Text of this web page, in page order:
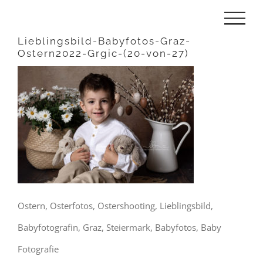
springen
Lieblingsbild-Babyfotos-Graz-
Ostern2022-Grgic-(20-von-27)
Ostern, Osterfotos, Ostershooting, Lieblingsbild,
Babyfotografin, Graz, Steiermark, Babyfotos, Baby
Fotografie